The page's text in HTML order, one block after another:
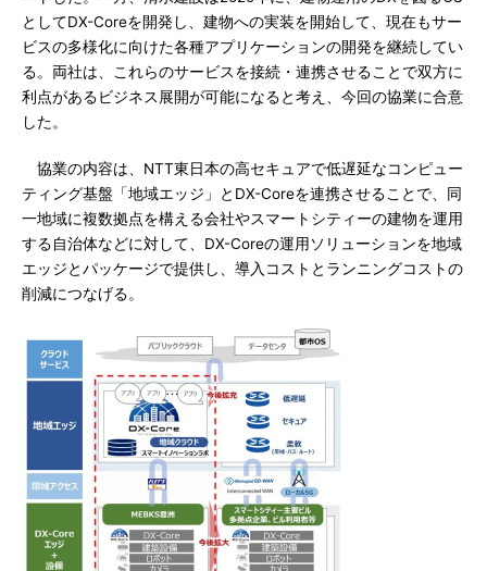
としてDX-Coreを開発し、建物への実装を開始して、現在もサー
ビスの多様化に向けた各種アプリケーションの開発を継続してい
る。両社は、これらのサービスを接続・連携させることで双方に
利点があるビジネス展開が可能になると考え、今回の協業に合意
した。
協業の内容は、NTT東日本の高セキュアで低遅延なコンピュー
ティング基盤「地域エッジ」とDX-Coreを連携させることで、同
一地域に複数拠点を構える会社やスマートシティーの建物を運用
する自治体などに対して、DX-Coreの運用ソリューションを地域
エッジとパッケージで提供し、導入コストとランニングコストの
削減につなげる。